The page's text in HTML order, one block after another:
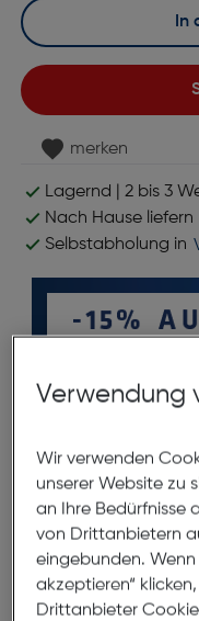
In
merken
Lagernd | 2 bis 3
Nach Hause liefern
Selbstabholung in
Galeli Book
Y21/Y33s
ArtNr.: 620948602
Verwendung
Wir verwenden
unserer Website zu
an Ihre Bedürfnisse
von Drittanbietern
eingebunden. Wenn
akzeptieren“
Drittanbieter